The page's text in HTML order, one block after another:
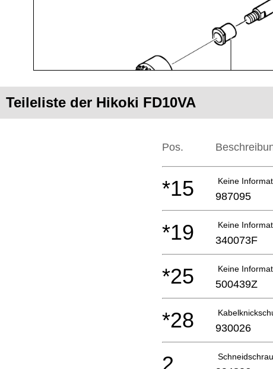
Teileliste der Hikoki FD10VA
Pos.
Keine
*15 987095
Keine
*19 340073F
Keine
*25 500439Z
*28 930026
2